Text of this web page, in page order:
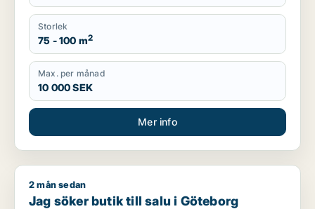
Storlek
75 - 100 m2
Max. per månad
10 000 SEK
Mer info
Jag söker butik till salu i Göteborg
2 mån sedan
Jag söker butik till salu i Göteborg